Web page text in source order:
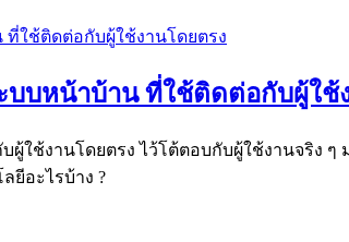
บบหน้าบ้าน ที่ใช้ติดต่อกับผู้ใช้
ผู้ใช้งานโดยตรง ไว้โต้ตอบกับผู้ใช้งานจริง ๆ
ยีอะไรบ้าง ?